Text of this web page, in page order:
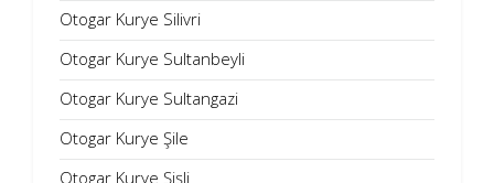
Otogar Kurye Silivri
Otogar Kurye Sultanbeyli
Otogar Kurye Sultangazi
Otogar Kurye Şile
Otogar Kurye Şişli